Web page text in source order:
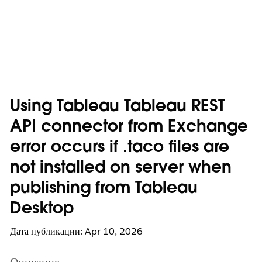
Using Tableau Tableau REST
API connector from Exchange
error occurs if .taco files are
not installed on server when
publishing from Tableau
Desktop
Дата публикации: Apr 10, 2026